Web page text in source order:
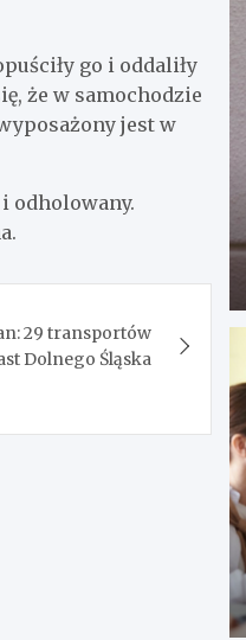
go i oddaliły
że w samochodzie
jest w
odholowany.
29 transportów
Dolnego Śląska